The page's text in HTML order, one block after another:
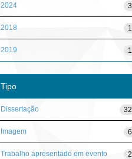
3
2024
1
2018
1
2019
Tipo
32
Dissertação
6
Imagem
2
Trabalho apresentado em evento